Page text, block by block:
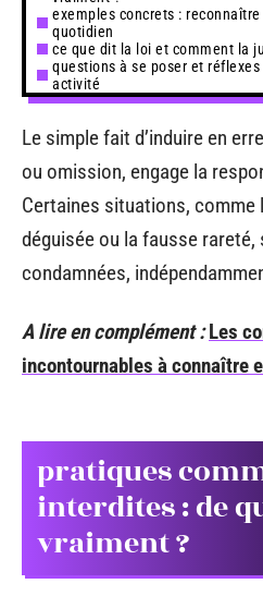
exemples concrets :
quotidien
ce que dit la loi et comment la
questions à se poser et
activité
Le simple fait d’induire en
ou omission, engage la
Certaines situations,
déguisée ou la fausse
condamnées,
A lire en complément : Les
incontournables à connaître
pratiques
interdites : de
vraiment ?